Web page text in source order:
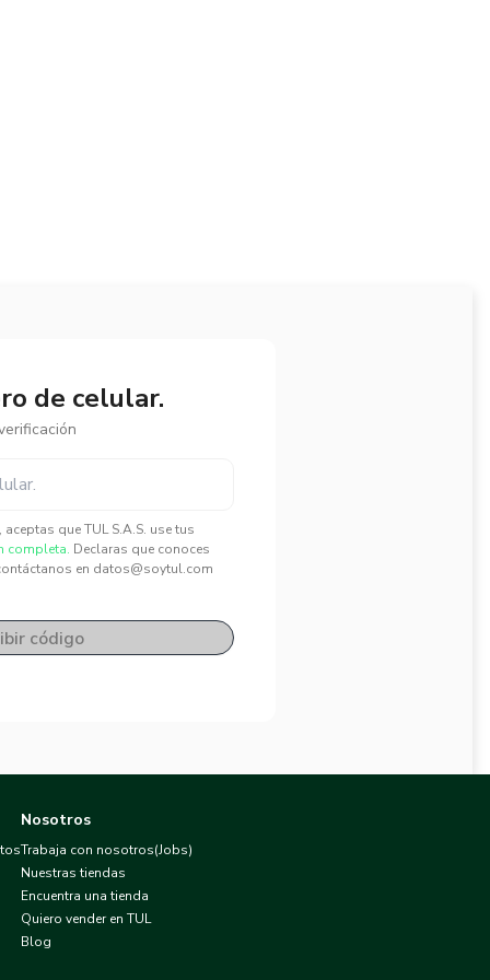
de celular.
que TUL S.A.S. use tus
completa. Declaras que conoces
en datos@soytul.com
código
Nosotros
Trabaja con nosotros(Jobs)
Nuestras tiendas
Encuentra una tienda
Quiero vender en TUL
Blog